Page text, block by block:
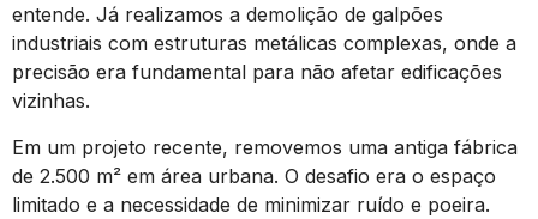
entende. Já realizamos a demolição de galpões
industriais com estruturas metálicas complexas, onde a
precisão era fundamental para não afetar edificações
vizinhas.
Em um projeto recente, removemos uma antiga fábrica
de 2.500 m² em área urbana. O desafio era o espaço
limitado e a necessidade de minimizar ruído e poeira.